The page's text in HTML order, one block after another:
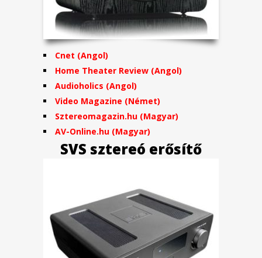
Cnet (Angol)
Home Theater Review (Angol)
Audioholics (Angol)
Video Magazine (Német)
Sztereomagazin.hu (Magyar)
AV-Online.hu (Magyar)
SVS sztereó erősítő